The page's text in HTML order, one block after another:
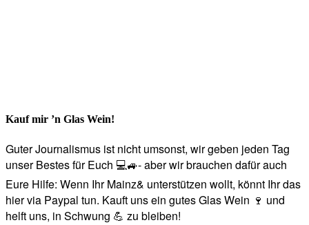
Kauf mir ’n Glas Wein!
Guter Journalismus ist nicht umsonst, wir geben jeden Tag
unser Bestes für Euch 💻🚙- aber wir brauchen dafür auch
Eure Hilfe: Wenn Ihr Mainz& unterstützen wollt, könnt Ihr das
hier via Paypal tun. Kauft uns ein gutes Glas Wein 🍷 und
helft uns, in Schwung 💪 zu bleiben!